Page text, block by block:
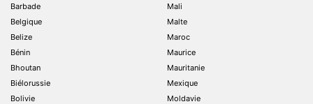
Barbade
Belgique
Belize
Bénin
Bhoutan
Biélorussie
Bolivie
Mali
Malte
Maroc
Maurice
Mauritanie
Mexique
Moldavie